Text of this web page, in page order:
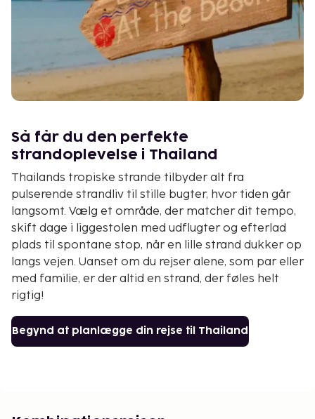
Så får du den perfekte
strandoplevelse i Thailand
Thailands tropiske strande tilbyder alt fra
pulserende strandliv til stille bugter, hvor tiden går
langsomt. Vælg et område, der matcher dit tempo,
skift dage i liggestolen med udflugter og efterlad
plads til spontane stop, når en lille strand dukker op
langs vejen. Uanset om du rejser alene, som par eller
med familie, er der altid en strand, der føles helt
rigtig!
Begynd at planlægge din rejse til Thailand